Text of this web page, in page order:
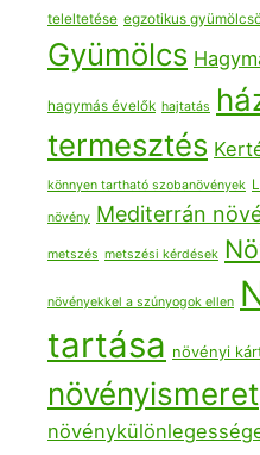
teleltetése egzotikus
Gyümölcs
hagymás évelők hajtatás
termesztés
könnyen tartható szobanövények
növény Mediterrán
metszés metszési kérdések
növényekkel a szúnyogok ellen
tartása növényi
növényismeret